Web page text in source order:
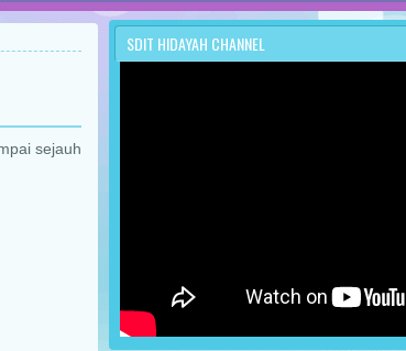
sejauh
SDIT HIDAYAH CHANNEL